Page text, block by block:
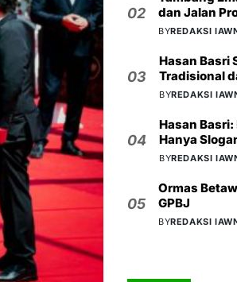
02
dan Jalan
BYREDAKSI
03
Hasan Basri
Tradisional
BYREDAKSI
04
Hasan
Hanya
BYREDAKSI
05
Ormas
GPBJ
BYREDAKSI